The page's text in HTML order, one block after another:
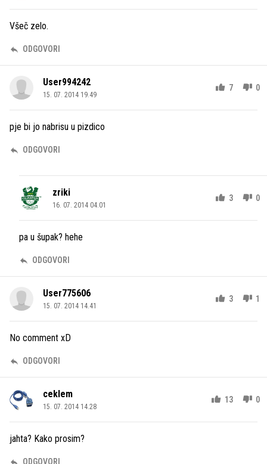
Všeč zelo.
ODGOVORI
User994242
15. 07. 2014 19.49
7 0
pje bi jo nabrisu u pizdico
ODGOVORI
zriki
16. 07. 2014 04.01
3 0
pa u šupak? hehe
ODGOVORI
User775606
15. 07. 2014 14.41
3 1
No comment xD
ODGOVORI
ceklem
15. 07. 2014 14.28
13 0
jahta? Kako prosim?
ODGOVORI